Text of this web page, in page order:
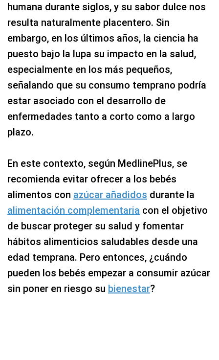
humana durante siglos, y su sabor dulce nos
resulta naturalmente placentero. Sin
embargo, en los últimos años, la ciencia ha
puesto bajo la lupa su impacto en la salud,
especialmente en los más pequeños,
señalando que su consumo temprano podría
estar asociado con el desarrollo de
enfermedades tanto a corto como a largo
plazo.
En este contexto, según MedlinePlus, se
recomienda evitar ofrecer a los bebés
alimentos con azúcar añadidos durante la
alimentación complementaria con el objetivo
de buscar proteger su salud y fomentar
hábitos alimenticios saludables desde una
edad temprana. Pero entonces, ¿cuándo
pueden los bebés empezar a consumir azúcar
sin poner en riesgo su bienestar?